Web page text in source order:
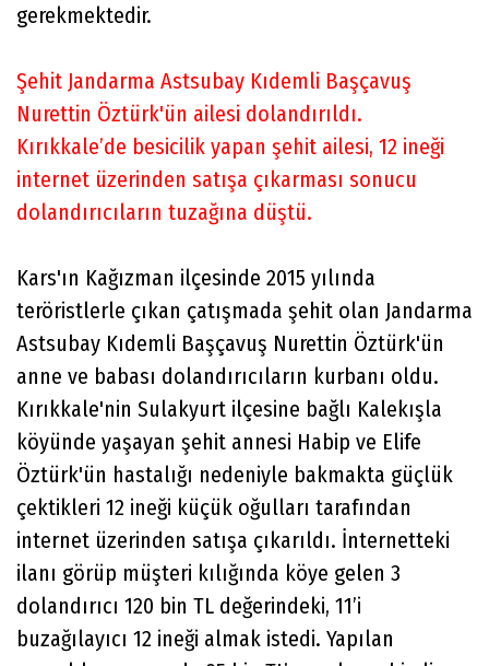
gerekmektedir.
Şehit Jandarma Astsubay Kıdemli Başçavuş
Nurettin Öztürk'ün ailesi dolandırıldı.
Kırıkkale’de besicilik yapan şehit ailesi, 12 ineği
internet üzerinden satışa çıkarması sonucu
dolandırıcıların tuzağına düştü.
Kars'ın Kağızman ilçesinde 2015 yılında
teröristlerle çıkan çatışmada şehit olan Jandarma
Astsubay Kıdemli Başçavuş Nurettin Öztürk'ün
anne ve babası dolandırıcıların kurbanı oldu.
Kırıkkale'nin Sulakyurt ilçesine bağlı Kalekışla
köyünde yaşayan şehit annesi Habip ve Elife
Öztürk'ün hastalığı nedeniyle bakmakta güçlük
çektikleri 12 ineği küçük oğulları tarafından
internet üzerinden satışa çıkarıldı. İnternetteki
ilanı görüp müşteri kılığında köye gelen 3
dolandırıcı 120 bin TL değerindeki, 11’i
buzağılayıcı 12 ineği almak istedi. Yapılan